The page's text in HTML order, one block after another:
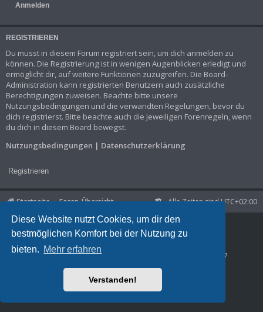
Diese Website nutzt Cookies, um dir den
bestmöglichen Komfort bei der Nutzung zu
bieten. Mehr erfahren
Verstanden!
REGISTRIEREN
Du musst in diesem Forum registriert sein, um dich anmelden zu
können. Die Registrierung ist in wenigen Augenblicken erledigt und
ermöglicht dir, auf weitere Funktionen zuzugreifen. Die Board-
Administration kann registrierten Benutzern auch zusätzliche
Berechtigungen zuweisen. Beachte bitte unsere
Nutzungsbedingungen und die verwandten Regelungen, bevor du
dich registrierst. Bitte beachte auch die jeweiligen Forenregeln, wenn
du dich in diesem Board bewegst.
Nutzungsbedingungen | Datenschutzerklärung
Registrieren
Startseite Foren-Übersicht Alle Zeiten sindUTC+02:00
Powered byphpBB® Forum Software © phpBB Limited
Deutsche Übersetzung durchphpBB.de
Datenschutz
Time: 0.025s| Peak Memory Usage: 1.03 MiB | GZIP: Off | Queries: 7